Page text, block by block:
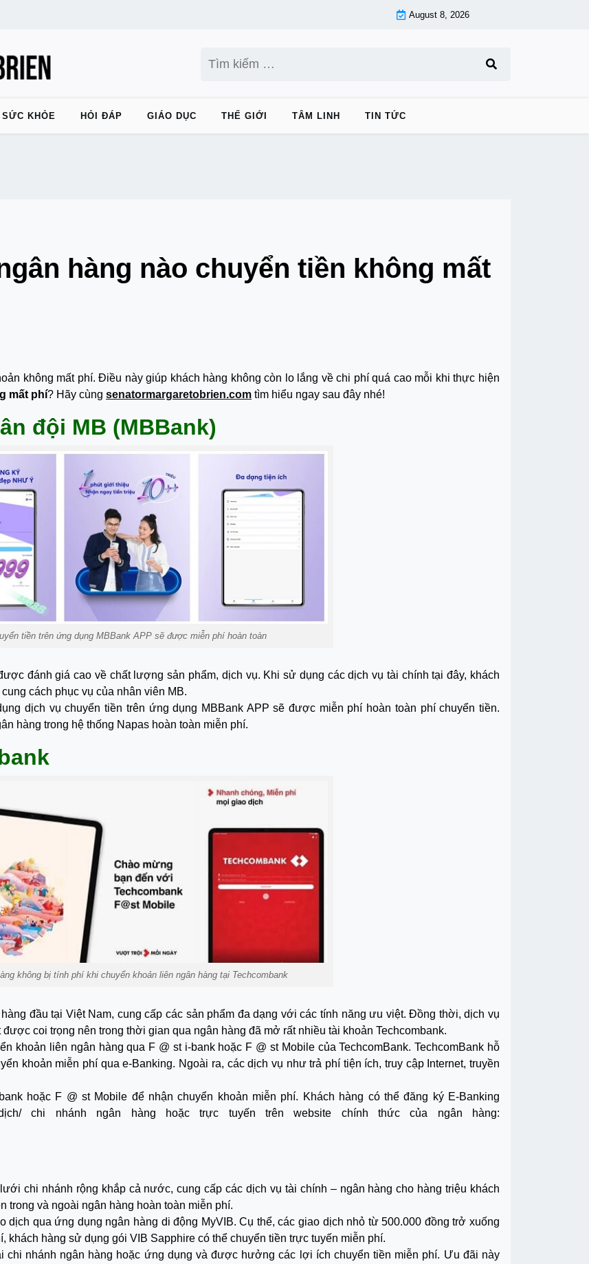
August 8, 2026
kiếm
SỨC KHỎE HỎI ĐÁP GIÁO DỤC THẾ GIỚI TÂM LINH TIN TỨC
hàng nào chuyển tiền không mất
không mất phí. Điều này giúp khách hàng không còn lo lắng về chi phí quá cao mỗi khi thực hiện
mất phí? Hãy cùng senatormargaretobrien.com tìm hiểu ngay sau đây nhé!
đội MB (MBBank)
tiền trên ứng dụng MBBank APP sẽ được miễn phí hoàn toàn
đánh giá cao về chất lượng sản phẩm, dịch vụ. Khi sử dụng các dịch vụ tài chính tại đây, khách
cách phục vụ của nhân viên MB.
dịch vụ chuyển tiền trên ứng dụng MBBank APP sẽ được miễn phí hoàn toàn phí chuyển tiền.
hàng trong hệ thống Napas hoàn toàn miễn phí.
không bị tính phí khi chuyển khoản liên ngân hàng tại Techcombank
đầu tại Việt Nam, cung cấp các sản phẩm đa dạng với các tính năng ưu việt. Đồng thời, dịch vụ
coi trọng nên trong thời gian qua ngân hàng đã mở rất nhiều tài khoản Techcombank.
khoản liên ngân hàng qua F @ st i-bank hoặc F @ st Mobile của TechcomBank. TechcomBank hỗ
khoản miễn phí qua e-Banking. Ngoài ra, các dịch vụ như trả phí tiện ích, truy cập Internet, truyền
hoặc F @ st Mobile để nhận chuyển khoản miễn phí. Khách hàng có thể đăng ký E-Banking
chi nhánh ngân hàng hoặc trực tuyến trên website chính thức của ngân hàng:
chi nhánh rộng khắp cả nước, cung cấp các dịch vụ tài chính – ngân hàng cho hàng triệu khách
trong và ngoài ngân hàng hoàn toàn miễn phí.
dịch qua ứng dụng ngân hàng di động MyVIB. Cụ thể, các giao dịch nhỏ từ 500.000 đồng trở xuống
khách hàng sử dụng gói VIB Sapphire có thể chuyển tiền trực tuyến miễn phí.
chi nhánh ngân hàng hoặc ứng dụng và được hưởng các lợi ích chuyển tiền miễn phí. Ưu đãi này